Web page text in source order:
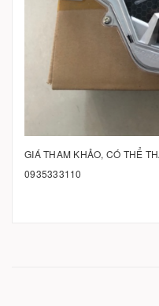
GIÁ THAM KHẢO, CÓ THỂ
0935333110